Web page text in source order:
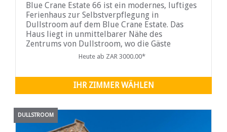
Blue Crane Estate 66 ist ein modernes, luftiges
Ferienhaus zur Selbstverpflegung in
Dullstroom auf dem Blue Crane Estate. Das
Haus liegt in unmittelbarer Nähe des
Zentrums von Dullstroom, wo die Gäste
verschiedene Boutiquen und eine Vielzahl von
Heute ab ZAR 3000.00*
IHR ZIMMER WÄHLEN
DULLSTROOM